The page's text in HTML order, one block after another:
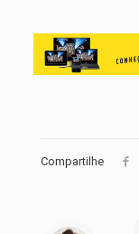
Compartilhe